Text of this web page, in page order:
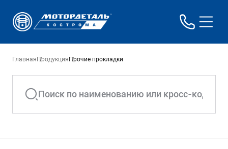
ГлавнаяПродукцияПрочие прокладки